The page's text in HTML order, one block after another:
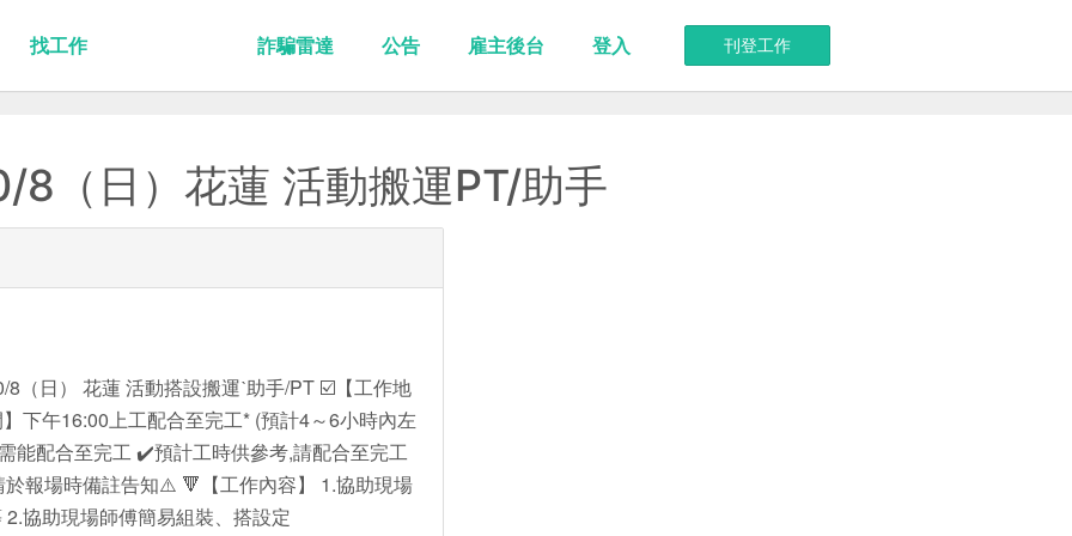
刊登工作
找工作 詐騙雷達 公告 雇主後台 登入
8（日）花蓮 活動搬運PT/助手
（日） 花蓮 活動搭設搬運ˋ助手/PT ☑️【工作地
下午16:00上工配合至完工* (預計4～6小時內左
能配合至完工 ✔️預計工時供參考,請配合至完工
報場時備註告知⚠️ 🔻【工作內容】 1.協助現場
協助現場師傅簡易組裝、搭設定